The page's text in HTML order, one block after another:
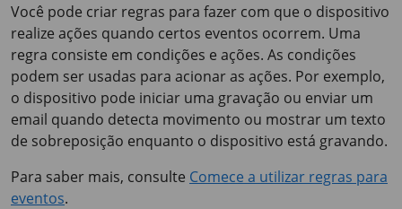
Você pode criar regras para fazer com que o dispositivo
realize ações quando certos eventos ocorrem. Uma
regra consiste em condições e ações. As condições
podem ser usadas para acionar as ações. Por exemplo,
o dispositivo pode iniciar uma gravação ou enviar um
email quando detecta movimento ou mostrar um texto
de sobreposição enquanto o dispositivo está gravando.
Para saber mais, consulte Comece a utilizar regras para
eventos.